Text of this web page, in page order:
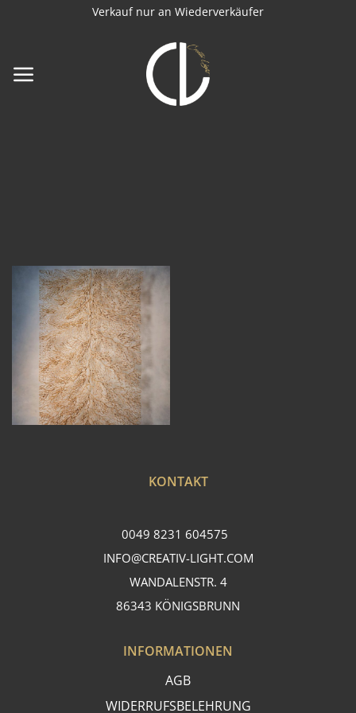
Verkauf nur an Wiederverkäufer
KONTAKT
0049 8231 604575
INFO@CREATIV-LIGHT.COM
WANDALENSTR. 4
86343 KÖNIGSBRUNN
INFORMATIONEN
AGB
WIDERRUFSBELEHRUNG